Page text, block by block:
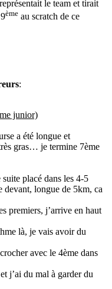
le team et tirait
ème au scratch de ce
:
junior)
a été longue et
gras… je termine 7ème
placé dans les 4-5
devant, longue de 5km, ca
premiers, j’arrive en haut
là, je vais avoir du
avec le 4ème dans
j’ai du mal à garder du